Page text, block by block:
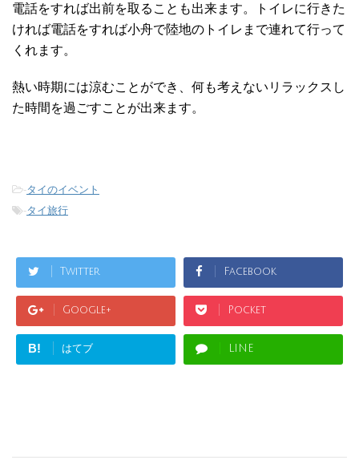
電話をすれば出前を取ることも出来ます。トイレに行きた
ければ電話をすれば小舟で陸地のトイレまで連れて行って
くれます。
熱い時期には涼むことができ、何も考えないリラックスし
た時間を過ごすことが出来ます。
-タイのイベント
-タイ旅行
Twitter Facebook
Google+ Pocket
B! はてブ LINE